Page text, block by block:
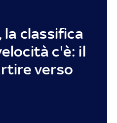
la classifica
c'è: il
verso